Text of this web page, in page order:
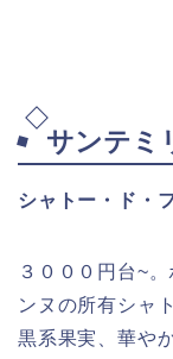
サンテミ
シャトー・ド・
３０００円台~
ンヌの所有シャ
黒系果実、華や